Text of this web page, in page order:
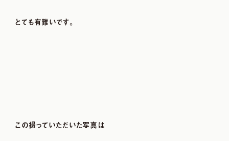
とても有難いです。
この撮っていただいた写真は